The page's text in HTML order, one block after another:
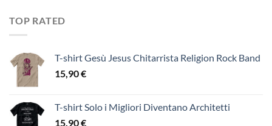
TOP RATED
T-shirt Gesù Jesus Chitarrista Religion Rock Band
15,90€
T-shirt Solo i Migliori Diventano Architetti
15,90€